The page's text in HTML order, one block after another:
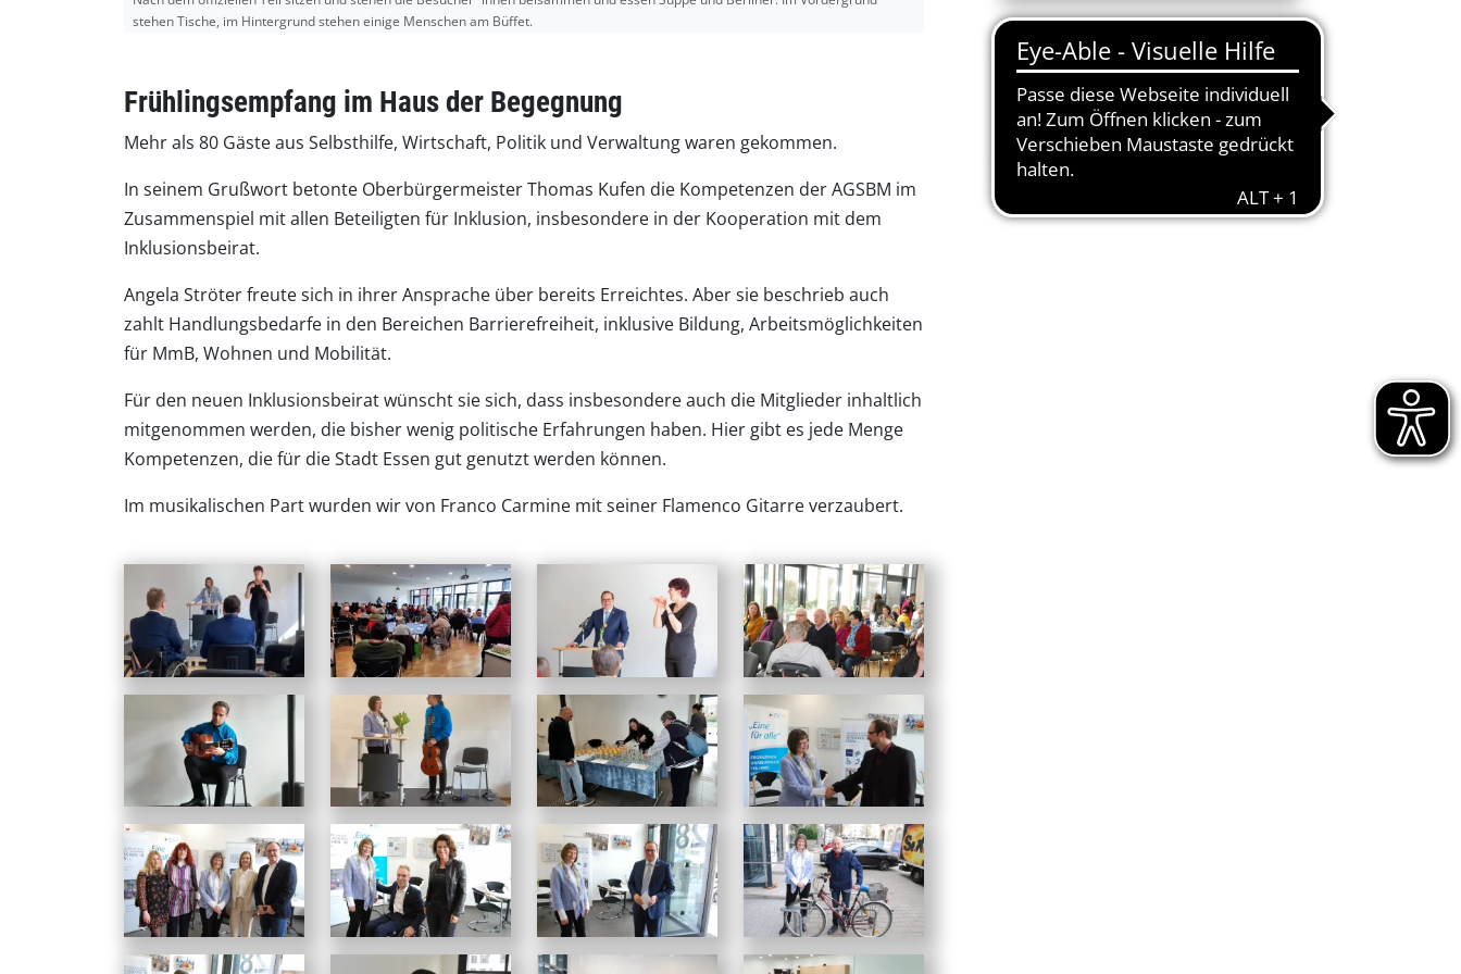
stehen Tische, im Hintergrund stehen einige Menschen am Büffet.
Frühlingsempfang im Haus der Begegnung
Mehr als 80 Gäste aus Selbsthilfe, Wirtschaft, Politik und Verwaltung waren gekommen.
In seinem Grußwort betonte Oberbürgermeister Thomas Kufen die Kompetenzen der AGSBM im
Zusammenspiel mit allen Beteiligten für Inklusion, insbesondere in der Kooperation mit dem
Inklusionsbeirat.
Angela Ströter freute sich in ihrer Ansprache über bereits Erreichtes. Aber sie beschrieb auch
zahlt Handlungsbedarfe in den Bereichen Barrierefreiheit, inklusive Bildung, Arbeitsmöglichkeiten
für MmB, Wohnen und Mobilität.
Für den neuen Inklusionsbeirat wünscht sie sich, dass insbesondere auch die Mitglieder inhaltlich
mitgenommen werden, die bisher wenig politische Erfahrungen haben. Hier gibt es jede Menge
Kompetenzen, die für die Stadt Essen gut genutzt werden können.
Im musikalischen Part wurden wir von Franco Carmine mit seiner Flamenco Gitarre verzaubert.
Kontaktieren Sie uns